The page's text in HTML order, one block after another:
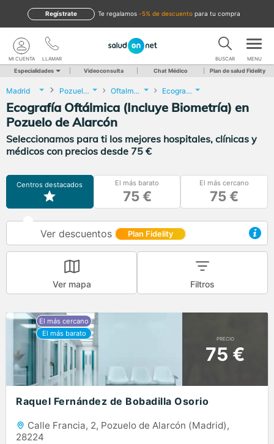
te regalamos -5% de descuento para tu compra
Regístrate
LLAMAR
MI CUENTA BUSCAR MENU
Especialidades Videoconsulta Chat Médico Plan de salud Fidelity
Madrid Pozuelo de Alarcón Oftalmología Ecografía Oftálmica (Incluye Biometría)
Ecografía Oftálmica (Incluye Biometría) en
Pozuelo de Alarcón
Seleccionamos para ti los mejores hospitales, clínicas y
médicos con precios desde 75 €
Centros destacados El más barato
75 €
El más cercano
75 €
Ver descuentos Plan Fidelity
Ver mapa Filtros
PRECIO
75 €
Raquel Fernández de Bobadilla Osorio
Calle Francia, 2, Pozuelo de Alarcón (Madrid),
28224